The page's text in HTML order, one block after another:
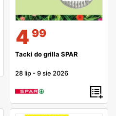
4 99
Tacki do grilla SPAR
28 lip -9 sie 2026